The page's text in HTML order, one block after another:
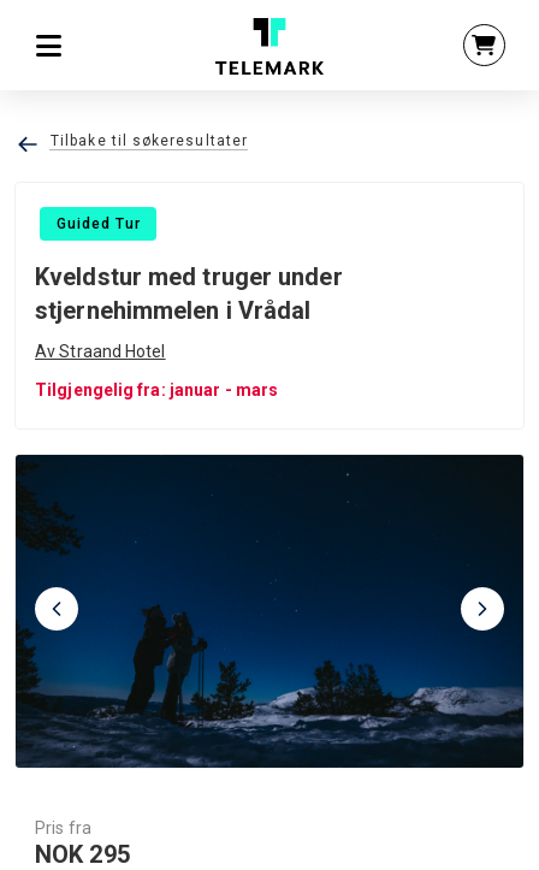
Tilbake til søkeresultater
Guided Tur
Kveldstur med truger under
stjernehimmelen i Vrådal
Av Straand Hotel
Tilgjengelig fra: januar - mars
Pris fra
NOK 295